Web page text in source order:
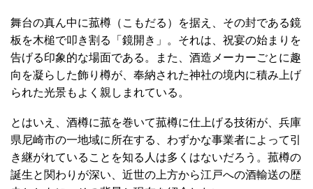
舞台の真ん中に菰樽（こもだる）を据え、その封である鏡
板を木槌で叩き割る「鏡開き」。それは、祝宴の始まりを
告げる印象的な場面である。また、酒造メーカーごとに趣
向を凝らした飾り樽が、奉納された神社の境内に積み上げ
られた光景もよく親しまれている。
とはいえ、酒樽に菰を巻いて菰樽に仕上げる技術が、兵庫
県尼崎市の一地域に所在する、わずかな事業者によって引
き継がれていることを知る人は多くはないだろう。菰樽の
誕生と関わりが深い、近世の上方から江戸への酒輸送の歴